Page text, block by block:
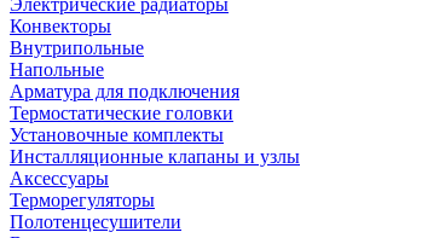
Электрические радиаторы
Конвекторы
Внутрипольные
Напольные
Арматура для подключения
Термостатические головки
Установочные комплекты
Инсталляционные клапаны и узлы
Аксессуары
Терморегуляторы
Полотенцесушители